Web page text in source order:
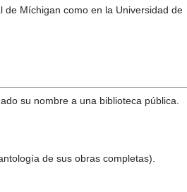
de Míchigan como en la Universidad de
su nombre a una biblioteca pública.
de sus obras completas).